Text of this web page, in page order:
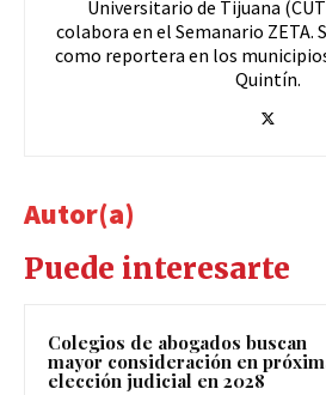
Universitario de Tijuana
colabora en el Semanario ZETA.
como reportera en los
Quintín.
Autor(a)
Puede interesarte
Colegios de abogados buscan
mayor consideración en
elección judicial en 2028